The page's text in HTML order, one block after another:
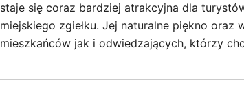
staje się coraz bardziej atrakcyjna dla
miejskiego zgiełku. Jej naturalne piękno
mieszkańców jak i odwiedzających, którzy